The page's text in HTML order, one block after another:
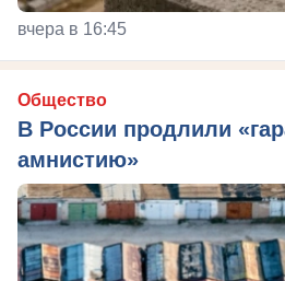
вчера в 16:45
Общество
В России продлили
амнистию»